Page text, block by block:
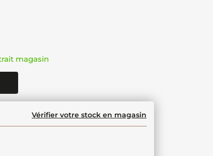
magasin
Vérifier votre stock en magasin